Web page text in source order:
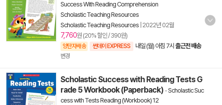
Success With Reading Comprehension
Scholastic Teaching Resources
Scholastic Teaching Resources 2022년 02월
7,760원 (20% 할인 / 390원)
양탄자배송 썬데이 EXPRESS 내일 (월) 아침 7시 출근전 배송
변경
Scholastic Success with Reading Tests G
rade 5 Workbook (Paperback) -Scholastic Suc
cess with Tests Reading (Workbook) 12